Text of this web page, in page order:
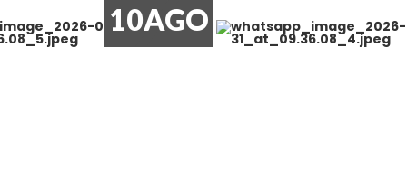
10AGO